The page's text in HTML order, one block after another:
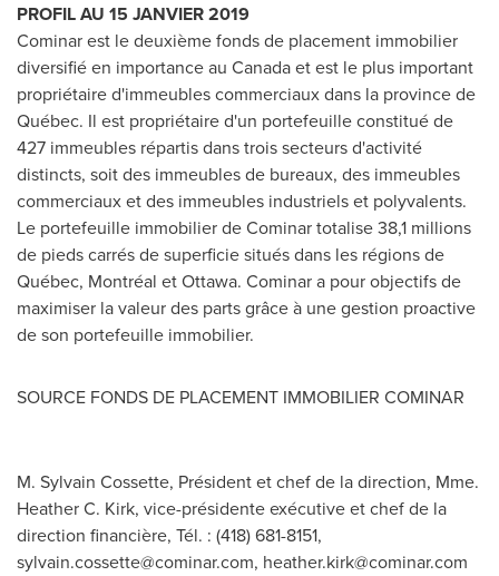
PROFIL AU 15 JANVIER 2019
Cominar est le deuxième fonds de placement immobilier
diversifié en importance au Canadaet est le plus important
propriétaire d'immeubles commerciaux dans la province de
Québec. Il est propriétaire d'un portefeuille constitué de
427 immeubles répartis dans trois secteurs d'activité
distincts, soit des immeubles de bureaux, des immeubles
commerciaux et des immeubles industriels et polyvalents.
Le portefeuille immobilier de Cominar totalise 38,1 millions
de pieds carrés de superficie situés dans les régions de
Québec, Montréal etOttawa. Cominar a pour objectifs de
maximiser la valeur des parts grâce à une gestion proactive
de son portefeuille immobilier.
SOURCE FONDS DE PLACEMENT IMMOBILIER COMINAR
M. Sylvain Cossette, Président et chef de la direction, Mme.
Heather C. Kirk, vice-présidente exécutive et chef de la
direction financière, Tél. : (418) 681-8151,
sylvain.cossette@cominar.com, heather.kirk@cominar.com